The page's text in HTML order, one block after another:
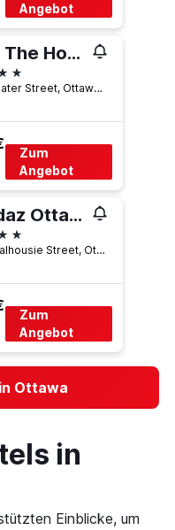
Angebot
Arc The Hotel
140 Slater Street, Ottawa, ON, Kanada
Zum
Angebot
Andaz Ottawa Byward Market-a concept by Hyatt
325 Dalhousie Street, Ottawa, ON, Kanada
Zum
Angebot
Ottawa
in
Einblicke, um